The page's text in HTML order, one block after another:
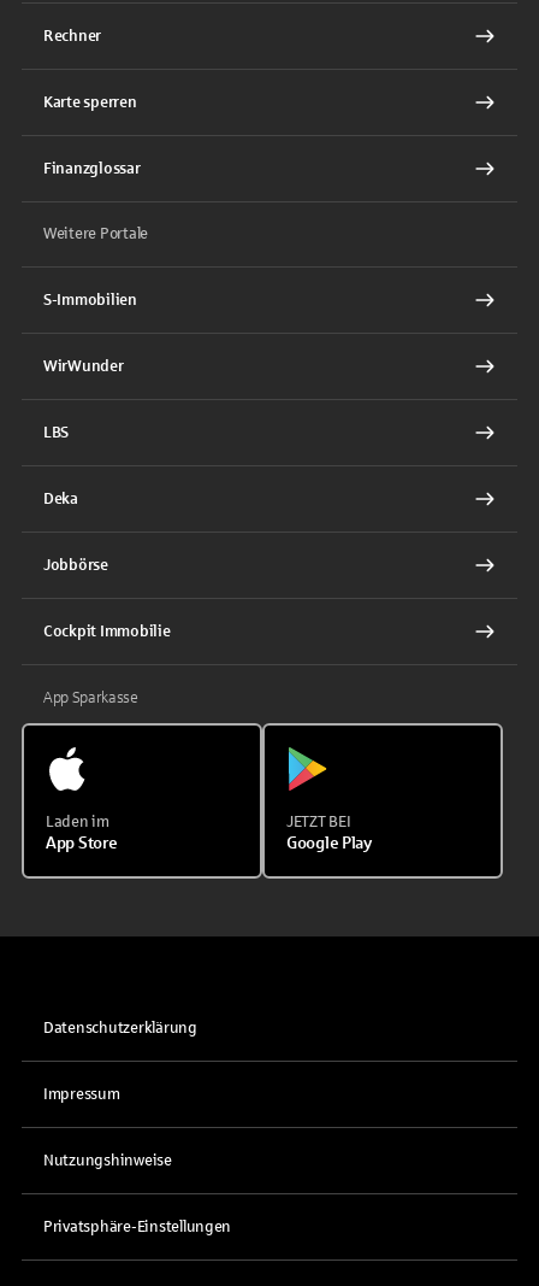
Rechner
Karte sperren
Finanzglossar
Weitere Portale
S-Immobilien
WirWunder
LBS
Deka
Jobbörse
Cockpit Immobilie
App Sparkasse
Laden im
App Store
JETZT BEI
Google Play
Datenschutzerklärung
Impressum
Nutzungshinweise
Privatsphäre-Einstellungen